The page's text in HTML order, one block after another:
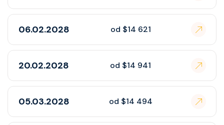
06.02.2028 od $14 621
20.02.2028 od $14 941
05.03.2028 od $14 494